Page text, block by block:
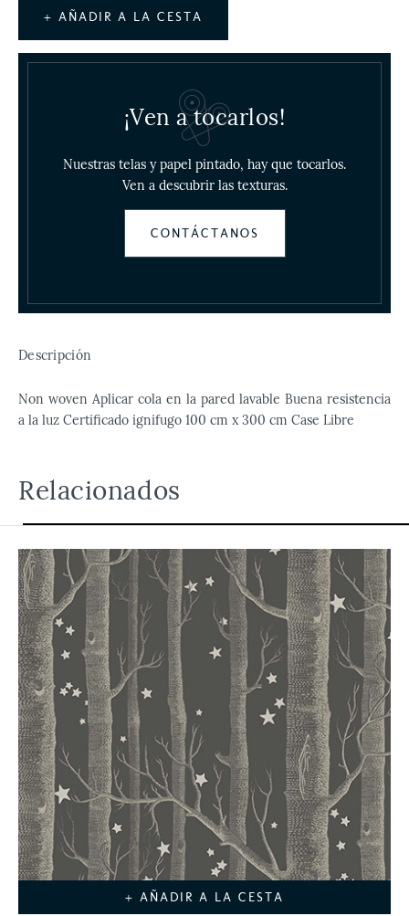
+ AÑADIR A LA CESTA
¡Ven a tocarlos!
Nuestras telas y papel pintado, hay que tocarlos.
Ven a descubrir las texturas.
CONTÁCTANOS
Descripción
Non woven Aplicar cola en la pared lavable Buena resistencia
a la luz Certificado ignifugo 100 cm x 300 cm Case Libre
Relacionados
+ AÑADIR A LA CESTA